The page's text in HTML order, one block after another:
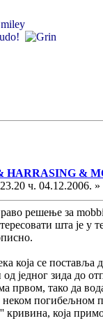
HARRASING &
23.20 ч. 04.12.2006. »
решење за
шта је у
која се поставља
једног зида до
првом, тако да
погибељном
кривина, која